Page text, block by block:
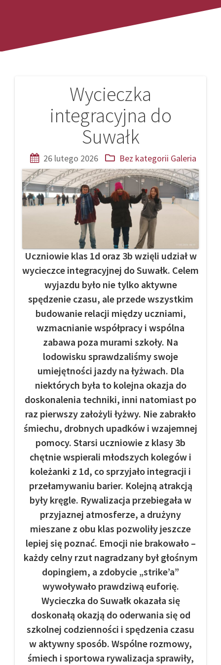
Wycieczka
integracyjna do
Suwałk
26 lutego 2026 Bez kategorii Galeria
Uczniowie klas 1d oraz 3b wzięli udział w
wycieczce integracyjnej do Suwałk. Celem
wyjazdu było nie tylko aktywne
spędzenie czasu, ale przede wszystkim
budowanie relacji między uczniami,
wzmacnianie współpracy i wspólna
zabawa poza murami szkoły. Na
lodowisku sprawdzaliśmy swoje
umiejętności jazdy na łyżwach. Dla
niektórych była to kolejna okazja do
doskonalenia techniki, inni natomiast po
raz pierwszy założyli łyżwy. Nie zabrakło
śmiechu, drobnych upadków i wzajemnej
pomocy. Starsi uczniowie z klasy 3b
chętnie wspierali młodszych kolegów i
koleżanki z 1d, co sprzyjało integracji i
przełamywaniu barier. Kolejną atrakcją
były kręgle. Rywalizacja przebiegała w
przyjaznej atmosferze, a drużyny
mieszane z obu klas pozwoliły jeszcze
lepiej się poznać. Emocji nie brakowało –
każdy celny rzut nagradzany był głośnym
dopingiem, a zdobycie „strike’a”
wywoływało prawdziwą euforię.
Wycieczka do Suwałk okazała się
doskonałą okazją do oderwania się od
szkolnej codzienności i spędzenia czasu
w aktywny sposób. Wspólne rozmowy,
śmiech i sportowa rywalizacja sprawiły,
Nawigacja
wpisu